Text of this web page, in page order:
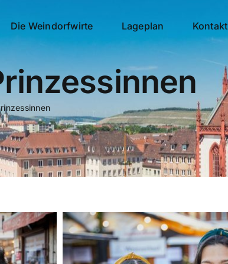
Die Weindorfwirte Lageplan Kontakt